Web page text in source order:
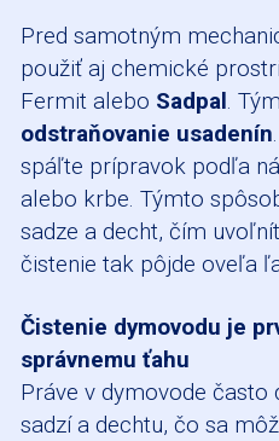
Pred samotným
použiť aj chemické
Fermit alebo Sadpal .
odstraňovanie usadenín
spáľte prípravok podľa
alebo krbe. Týmto
sadze a decht, čím
čistenie tak pôjde oveľa
Čistenie dymovodu je
správnemu ťahu
Práve v dymovode často
sadzí a dechtu, čo sa